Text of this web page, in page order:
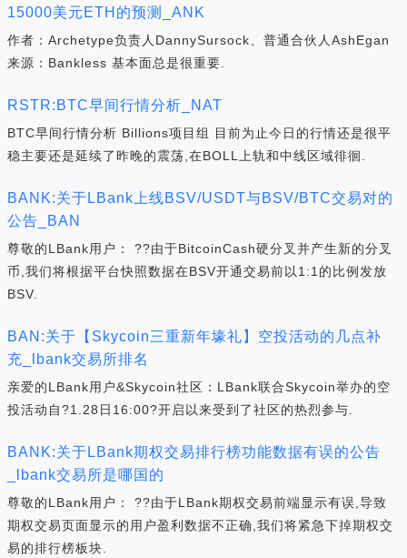
15000美元ETH的预测_ANK
作者：Archetype负责人DannySursock、普通合伙人AshEgan
来源：Bankless 基本面总是很重要.
RSTR:BTC早间行情分析_NAT
BTC早间行情分析 Billions项目组 目前为止今日的行情还是很平
稳主要还是延续了昨晚的震荡,在BOLL上轨和中线区域徘徊.
BANK:关于LBank上线BSV/USDT与BSV/BTC交易对的
公告_BAN
尊敬的LBank用户： ??由于BitcoinCash硬分叉并产生新的分叉
币,我们将根据平台快照数据在BSV开通交易前以1:1的比例发放
BSV.
BAN:关于【Skycoin三重新年壕礼】空投活动的几点补
充_lbank交易所排名
亲爱的LBank用户&Skycoin社区：LBank联合Skycoin举办的空
投活动自?1.28日16:00?开启以来受到了社区的热烈参与.
BANK:关于LBank期权交易排行榜功能数据有误的公告
_lbank交易所是哪国的
尊敬的LBank用户： ??由于LBank期权交易前端显示有误,导致
期权交易页面显示的用户盈利数据不正确,我们将紧急下掉期权交
易的排行榜板块.